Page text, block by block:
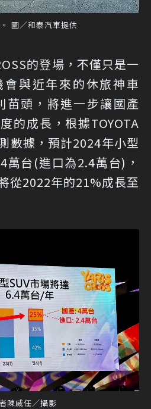
圖／和泰汽車提供
的登場，不僅只是一
與近年來的休旅神車
頭，將進一步讓國產
的成長，根據TOYOTA
數據，預計2024年小型
萬台(進口為2.4萬台)，
從2022年的21%成長至
陳威任／攝影